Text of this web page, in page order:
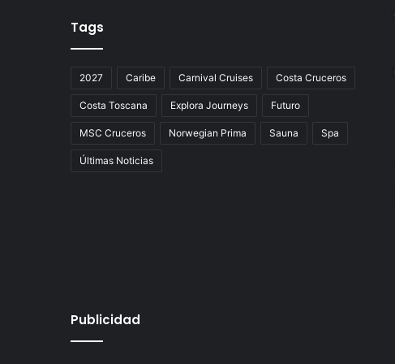
Tags
2027 Caribe Carnival Cruises Costa Cruceros
Costa Toscana Explora Journeys Futuro
MSC Cruceros Norwegian Prima Sauna Spa
Últimas Noticias
Publicidad